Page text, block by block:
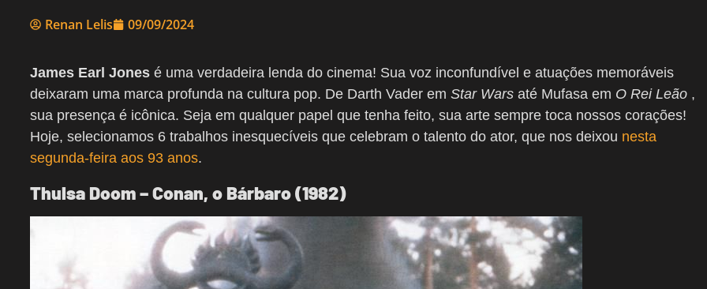
Renan Lelis 09/09/2024
James Earl Jones é uma verdadeira lenda do cinema! Sua voz inconfundível e atuações memoráveis
deixaram uma marca profunda na cultura pop. De Darth Vader em Star Wars até Mufasa em O Rei Leão ,
sua presença é icônica. Seja em qualquer papel que tenha feito, sua arte sempre toca nossos corações!
Hoje, selecionamos 6 trabalhos inesquecíveis que celebram o talento do ator, que nos deixou nesta
segunda-feira aos 93 anos.
Thulsa Doom – Conan, o Bárbaro (1982)